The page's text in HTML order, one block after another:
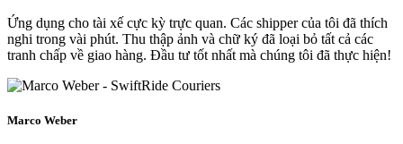
Ứng dụng cho tài xế cực kỳ trực quan. Các shipper của tôi đã thích
nghi trong vài phút. Thu thập ảnh và chữ ký đã loại bỏ tất cả các
tranh chấp về giao hàng. Đầu tư tốt nhất mà chúng tôi đã thực hiện!
Marco Weber